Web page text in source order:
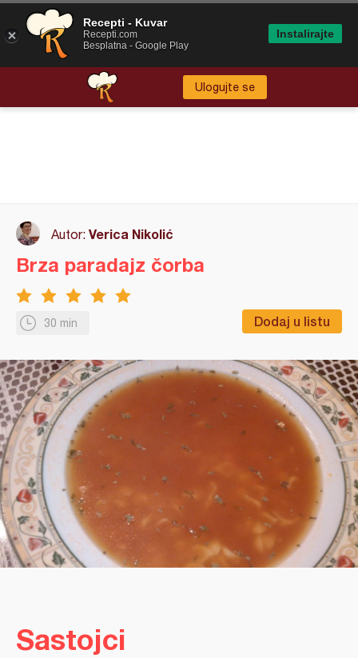
Ulogujte se
Autor: Verica Nikolić
30 min Dodaj u listu
Brza paradajz čorba
Sastojci
Recepti - Kuvar
Recepti.com
Besplatna - Google Play
Instalirajte